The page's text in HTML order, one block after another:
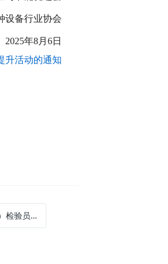
设备行业协会
2025年8月6日
升活动的通知
提升活动的通知